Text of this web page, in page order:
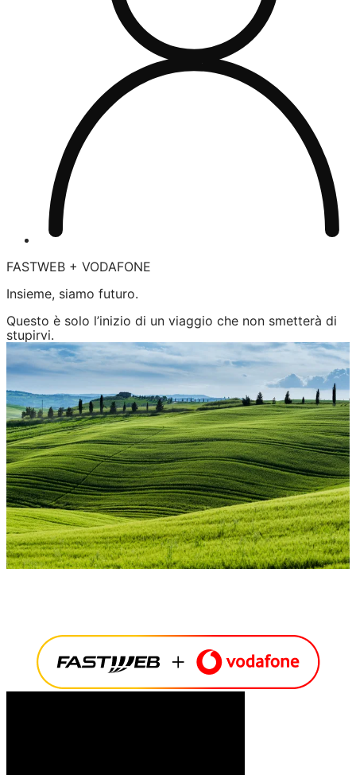
FASTWEB + VODAFONE
Insieme, siamo futuro.
Questo è solo l’inizio di un viaggio che non smetterà di
stupirvi.